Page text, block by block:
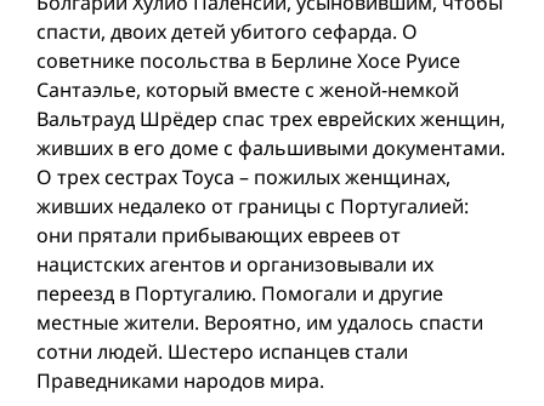
спасти, двоих детей убитого сефарда. О
советнике посольства в Берлине Хосе Руисе
Сантаэлье, который вместе с женой-немкой
Вальтрауд Шрёдер спас трех еврейских женщин,
живших в его доме с фальшивыми документами.
О трех сестрах Тоуса – пожилых женщинах,
живших недалеко от границы с Португалией:
они прятали прибывающих евреев от
нацистских агентов и организовывали их
переезд в Португалию. Помогали и другие
местные жители. Вероятно, им удалось спасти
сотни людей. Шестеро испанцев стали
Праведниками народов мира.